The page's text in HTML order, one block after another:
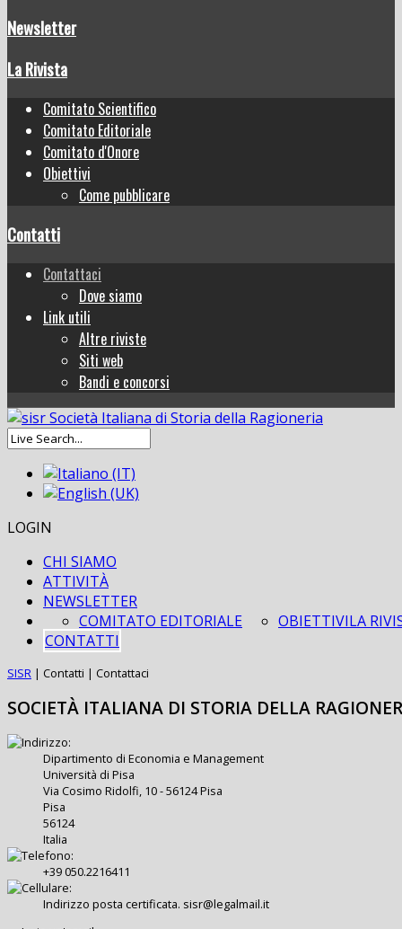
Newsletter
La Rivista
Comitato Scientifico
Comitato Editoriale
Comitato d'Onore
Obiettivi
Come pubblicare
Contatti
Contattaci
Dove siamo
Link utili
Altre riviste
Siti web
Bandi e concorsi
LOGIN
CHI SIAMO
ATTIVITÀ
NEWSLETTER
LA
COMITATO EDITORIALE
OBIETTIVI
CONTATTI
SISR | Contatti | Contattaci
SOCIETÀ ITALIANA DI STORIA DELLA
Dipartimento di Economia e Management
Università di Pisa
Via Cosimo Ridolfi, 10 - 56124 Pisa
Pisa
56124
Italia
+39 050.2216411
Indirizzo posta certificata. sisr@legalmail.it